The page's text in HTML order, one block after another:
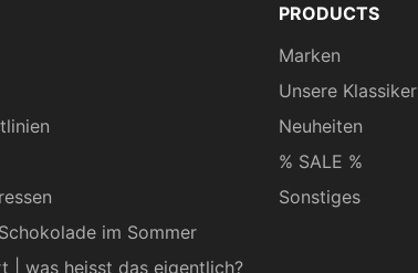
im Sommer
| was heisst das eigentlich?
PRODUCTS
Marken
Unsere Klassiker
Neuheiten
% SALE %
Sonstiges